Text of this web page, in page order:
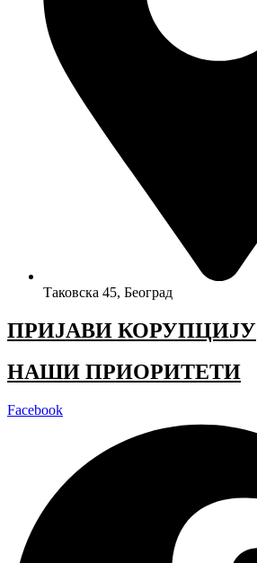
Таковска 45, Београд
ПРИЈАВИ КОРУПЦИЈУ
НАШИ ПРИОРИТЕТИ
Facebook